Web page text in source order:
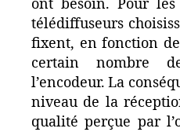
ont besoin. Pour
télédiffuseurs
fixent, en fonction
certain nombre
l’encodeur. La
niveau de la
qualité perçue par